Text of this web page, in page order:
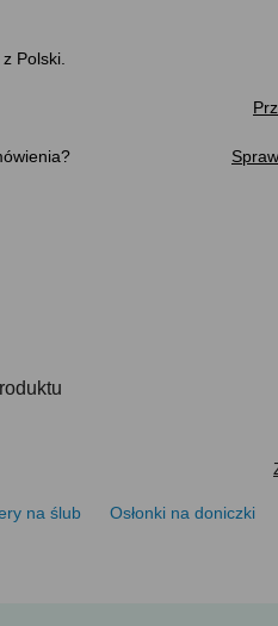
Polski.
na ślub Osłonki na doniczki